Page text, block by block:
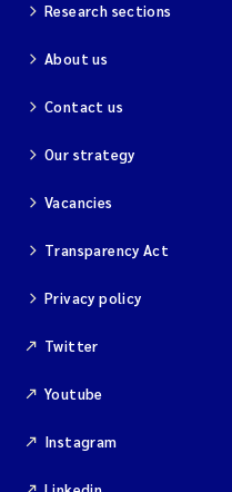
Research sections
About us
Contact us
Our strategy
Vacancies
Transparency Act
Privacy policy
Twitter
Youtube
Instagram